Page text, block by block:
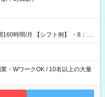
ト例】 ・8：00
・WワークOK / 10名以上の大量